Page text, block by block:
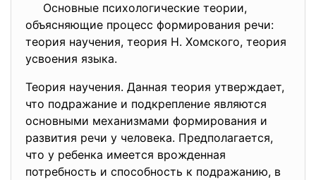
Основные психологические теории,
объясняющие процесс формирования речи:
теория научения, теория Н. Хомского, теория
усвоения языка.
Теория научения. Данная теория утверждает,
что подражание и подкрепление являются
основными механизмами формирования и
развития речи у человека. Предполагается,
что у ребенка имеется врожденная
потребность и способность к подражанию, в